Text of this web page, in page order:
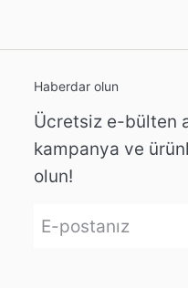
Haberdar olun
Ücretsiz e-bülten
kampanya ve
olun!